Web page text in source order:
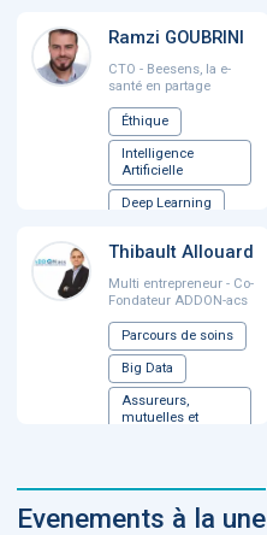
Ramzi GOUBRINI
CTO - Beesens, la e-
santé en partage
Éthique
Intelligence
Artificielle
Deep Learning
Thibault Allouard
Multi entrepreneur - Co-
Fondateur ADDON-acs
Parcours de soins
Big Data
Assureurs,
mutuelles et
...
Evenements à la une